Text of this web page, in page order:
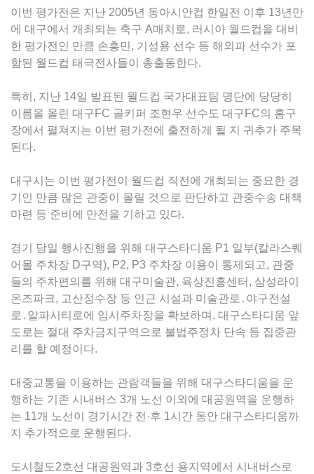
이번 평가전은 지난 2005년 동아시안컵 한일전 이후 13년만
에 대구에서 개최되는 축구 A매치로, 러시아 월드컵을 대비
한 평가전인 만큼 손흥민, 기성용 선수 등 해외파 선수가 포
함된 월드컵 태극전사들이 총출동한다.
특히, 지난 14일 발표된 월드컵 국가대표팀 명단에 당당히
이름을 올린 대구FC 골키퍼 조현우 선수도 대구FC의 홈구
장에서 펼쳐지는 이번 평가전에 출전하게 될 지 귀추가 주목
된다.
대구시는 이번 평가전이 월드컵 직전에 개최되는 중요한 경
기인 만큼 많은 관중이 몰릴 것으로 판단하고 관중수송 대책
마련 등 준비에 만전을 기하고 있다.
경기 당일 행사진행을 위해 대구스타디움 P1 일부(칼라스퀘
어몰 주차장 D구역), P2, P3 주차장 이용이 통제되고, 관중
들의 주차편의를 위해 대구미술관, 육상진흥센터, 삼성라이
온즈파크, 고산정수장 등 인근 시설과 미술관로․야구전설
로․알파시티로에 임시주차장을 확보하며, 대구스타디움 앞
도로는 절대 주차금지구역으로 불법주정차 단속 등 집중관
리를 할 예정이다.
대중교통을 이용하는 관람객들을 위해 대구스타디움을 운
행하는 기존 시내버스 3개 노선 이외에 대공원역을 운행하
는 11개 노선이 경기시간 전·후 1시간 동안 대구스타디움까
지 추가적으로 운행된다.
도시철도2호선 대공원역과 3호선 용지역에서 시내버스로